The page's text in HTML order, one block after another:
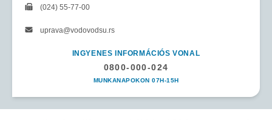
(024) 55-77-00
uprava@vodovodsu.rs
INGYENES INFORMÁCIÓS VONAL
0800-000-024
MUNKANAPOKON 07H-15H